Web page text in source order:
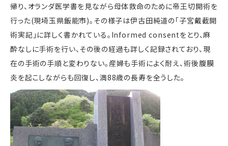
帰り、オランダ医学書を見ながら母体救命のために帝王切開術を
行った(現埼玉県飯能市)。その様子は伊古田純道の「子宮戴截開
術実記」に詳しく書かれている。Informed consentをとり、麻
酔なしに手術を行い、その後の経過も詳しく記録されており、現
在の手術の手順と変わりない。産婦も手術によく耐え、術後腹膜
炎を起こしながらも回復し、満88歳の長寿を全うした。